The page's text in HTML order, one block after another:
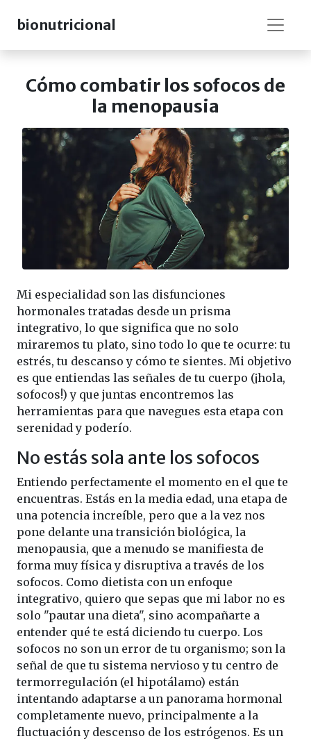
bionutricional
Cómo combatir los sofocos de
la menopausia
Mi especialidad son las disfunciones
hormonales tratadas desde un prisma
integrativo, lo que significa que no solo
miraremos tu plato, sino todo lo que te ocurre: tu
estrés, tu descanso y cómo te sientes. Mi objetivo
es que entiendas las señales de tu cuerpo (¡hola,
sofocos!) y que juntas encontremos las
herramientas para que navegues esta etapa con
serenidad y poderío.
No estás sola ante los sofocos
Entiendo perfectamente el momento en el que te
encuentras. Estás en la media edad, una etapa de
una potencia increíble, pero que a la vez nos
pone delante una transición biológica, la
menopausia, que a menudo se manifiesta de
forma muy física y disruptiva a través de los
sofocos. Como dietista con un enfoque
integrativo, quiero que sepas que mi labor no es
solo "pautar una dieta", sino acompañarte a
entender qué te está diciendo tu cuerpo. Los
sofocos no son un error de tu organismo; son la
señal de que tu sistema nervioso y tu centro de
termorregulación (el hipotálamo) están
intentando adaptarse a un panorama hormonal
completamente nuevo, principalmente a la
fluctuación y descenso de los estrógenos. Es un